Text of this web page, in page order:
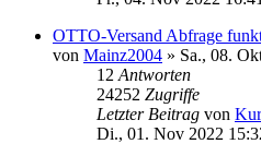
OTTO-Versand Abfrage
von Mainz2004 » Sa., 08.
12 Antworten
24252 Zugriffe
Letzter Beitrag von
Di., 01. Nov 2022